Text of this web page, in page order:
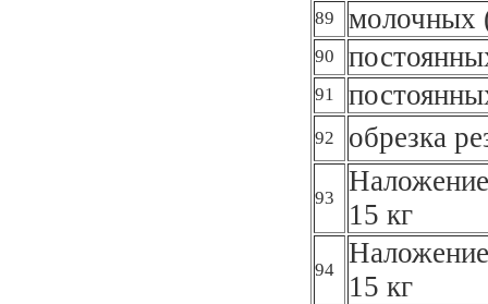
89 молочных
90
91
92 обрезка
93
15 кг
94
15 кг